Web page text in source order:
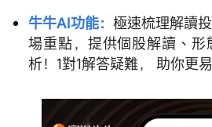
牛牛AI功能： 極速梳理解讀
場重點，提供個股解讀、形
析！1對1解答疑難， 助你更